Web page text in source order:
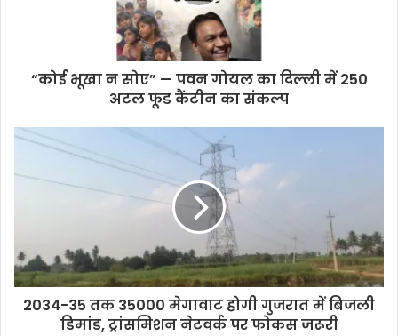
“कोई भूखा न सोए” — पवन गोयल का दिल्ली में 250
अटल फूड कैंटीन का संकल्प
2034-35 तक 35000 मेगावाट होगी गुजरात में बिजली
डिमांड, ट्रांसमिशन नेटवर्क पर फोकस जरूरी